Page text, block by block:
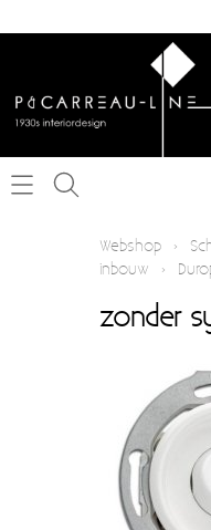
Schakelmateriaal
Schakelmateriaal
Textielkabel
Deur- en raambeslag
Verzendkosten
Webshop ›
inbouw
›
zonder